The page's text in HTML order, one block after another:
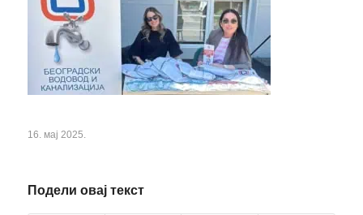
16. мај 2025.
Подели овај текст